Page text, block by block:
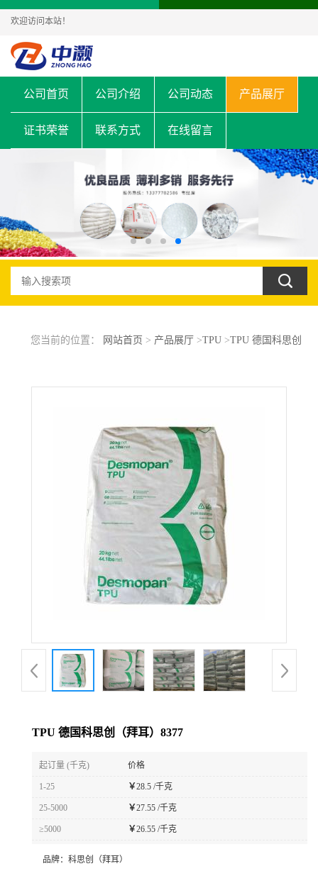
欢迎访问本站！
公司首页 公司介绍 公司动态 产品展厅
证书荣誉 联系方式 在线留言
您当前的位置： 网站首页 > 产品展厅>TPU>TPU 德国科思创
TPU 德国科思创（拜耳）8377
起订量 (千克) 价格
1-25 ￥28.5 /千克
25-5000 ￥27.55 /千克
≥5000 ￥26.55 /千克
品牌： 科思创（拜耳）